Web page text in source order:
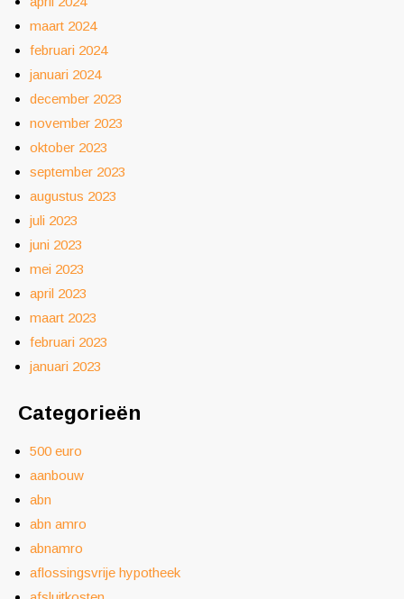
maart 2024
februari 2024
januari 2024
december 2023
november 2023
oktober 2023
september 2023
augustus 2023
juli 2023
juni 2023
mei 2023
april 2023
maart 2023
februari 2023
januari 2023
Categorieën
500 euro
aanbouw
abn
abn amro
abnamro
aflossingsvrije hypotheek